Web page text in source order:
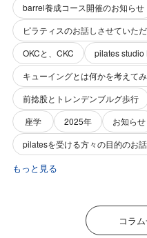
barrel養成コース開催のお知らせ
ピラティスのお話しさせていた
OKCと、CKC
pilates studio
キューイングとは何かを考えて
前捻股とトレンデンブルグ歩行
座学
2025年
お知らせ
pilatesを受ける方々の目的のお
もっと見る
コラ